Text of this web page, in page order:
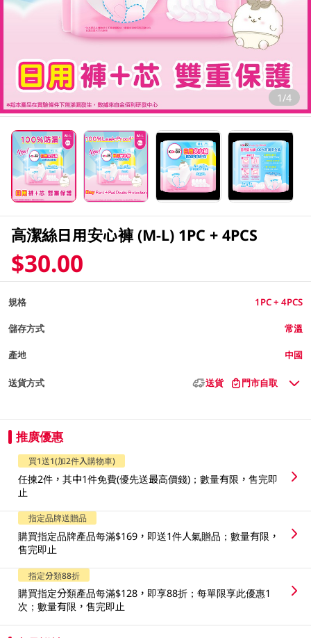
1/4
高潔絲日用安心褲 (M-L) 1PC + 4PCS
$30.00
規格 1PC + 4PCS
儲存方式 常溫
產地 中國
送貨方式 送貨 門市自取
推廣優惠
買1送1(加2件入購物車)
任揀2件，其中1件免費(優先送最高價錢)；數量有限，售完即
止
指定品牌送贈品
購買指定品牌產品每滿$169，即送1件人氣贈品；數量有限，
售完即止
指定分類88折
購買指定分類產品每滿$128，即享88折；每單限享此優惠1
次；數量有限，售完即止